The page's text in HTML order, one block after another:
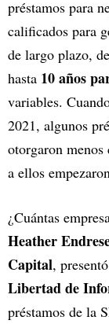
préstamos para
calificados para
de largo plazo,
hasta 10 años
variables.
2021, algunos
otorgaron
a ellos
¿Cuántas
Heather
Capital,
Libertad de
préstamos de la